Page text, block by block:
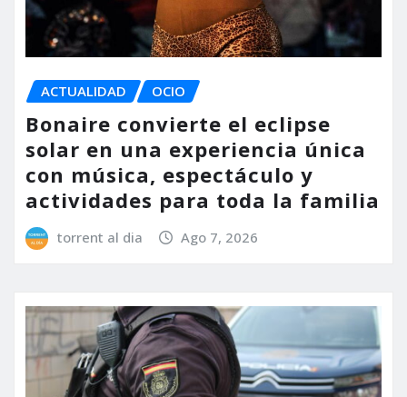
ACTUALIDAD OCIO
Bonaire convierte el eclipse
solar en una experiencia única
con música, espectáculo y
actividades para toda la familia
torrent al dia Ago 7, 2026